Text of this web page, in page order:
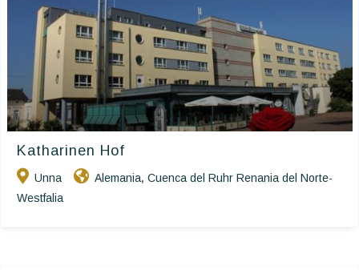
Katharinen Hof
Unna Alemania, Cuenca del Ruhr Renania del Norte-
Westfalia